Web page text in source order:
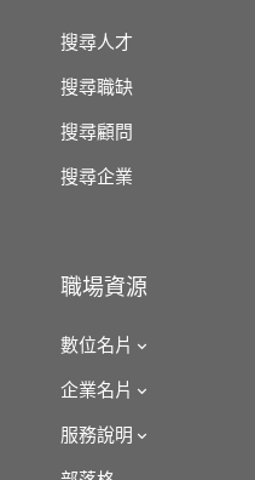
搜尋人才
搜尋職缺
搜尋顧問
搜尋企業
職場資源
數位名片
企業名片
服務說明